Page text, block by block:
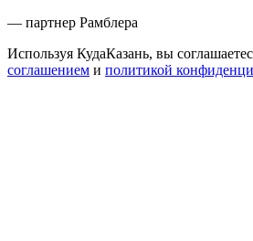
— партнер Рамблера
Используя КудаКазань, вы
соглашением и политикой